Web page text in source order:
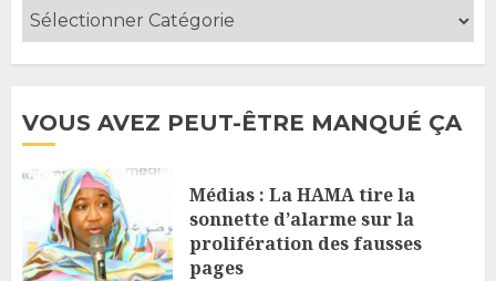
VOUS AVEZ PEUT-ÊTRE MANQUÉ ÇA
Médias : La HAMA tire la
sonnette d’alarme sur la
prolifération des fausses
pages